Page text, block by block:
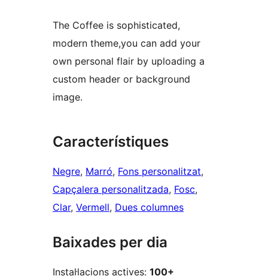
The Coffee is sophisticated,
modern theme,you can add your
own personal flair by uploading a
custom header or background
image.
Característiques
Negre, Marró, Fons personalitzat
Capçalera personalitzada, Fosc
Clar, Vermell, Dues columnes
Baixades per dia
Instal·lacions actives: 100+